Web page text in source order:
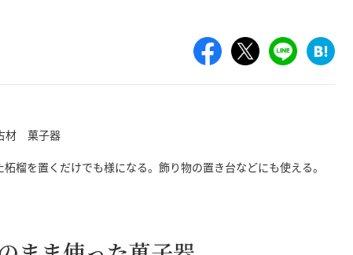
榴を置くだけでも様になる。飾り物の置き台などにも使える。